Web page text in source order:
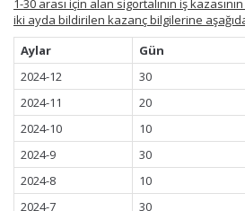
1-30 arası için alan sigortalının iş
iki ayda bildirilen kazanç bilgilerine
Aylar
Gün
2024-12
30
2024-11
20
2024-10
10
2024-9
30
2024-8
10
2024-7
30